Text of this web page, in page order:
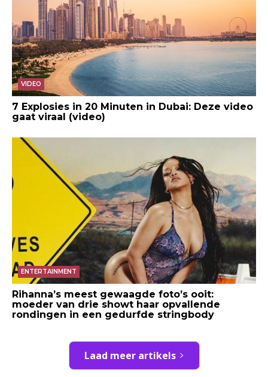
VIDEO
7 Explosies in 20 Minuten in Dubai: Deze video
gaat viraal (video)
ENTERTAINMENT
Rihanna’s meest gewaagde foto’s ooit:
moeder van drie showt haar opvallende
rondingen in een gedurfde stringbody
Laad meer artikels